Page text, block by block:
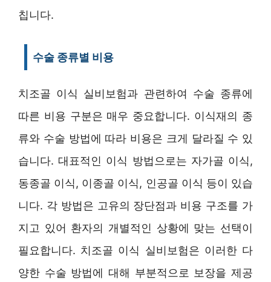
칩니다.
수술 종류별 비용
치조골 이식 실비보험과 관련하여 수술 종류에
따른 비용 구분은 매우 중요합니다. 이식재의 종
류와 수술 방법에 따라 비용은 크게 달라질 수 있
습니다. 대표적인 이식 방법으로는 자가골 이식,
동종골 이식, 이종골 이식, 인공골 이식 등이 있습
니다. 각 방법은 고유의 장단점과 비용 구조를 가
지고 있어 환자의 개별적인 상황에 맞는 선택이
필요합니다. 치조골 이식 실비보험은 이러한 다
양한 수술 방법에 대해 부분적으로 보장을 제공